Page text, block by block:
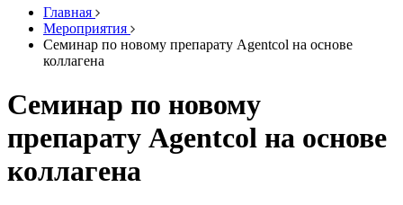
Главная
Мероприятия
Семинар по новому препарату Agentcol на основе
коллагена
Семинар по новому
препарату Agentcol на основе
коллагена